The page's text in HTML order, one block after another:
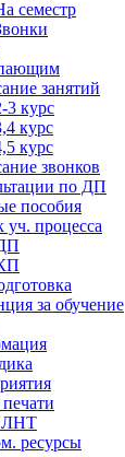
семестр
занятий
3 курс
курс
курс
звонков
по ДП
пособия
уч. процесса
за обучение
ЛНТ
ресурсы